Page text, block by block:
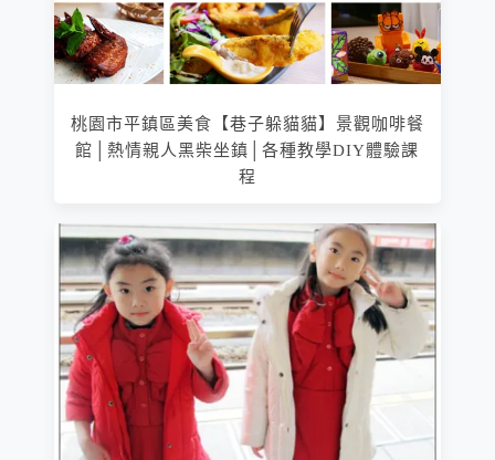
桃園市平鎮區美食【巷子躲貓貓】景觀咖啡餐
館│熱情親人黑柴坐鎮│各種教學DIY體驗課
程